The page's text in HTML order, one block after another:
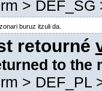
> DEF_SG
buruz itzuli da.
retourné
to the
> DEF_PL